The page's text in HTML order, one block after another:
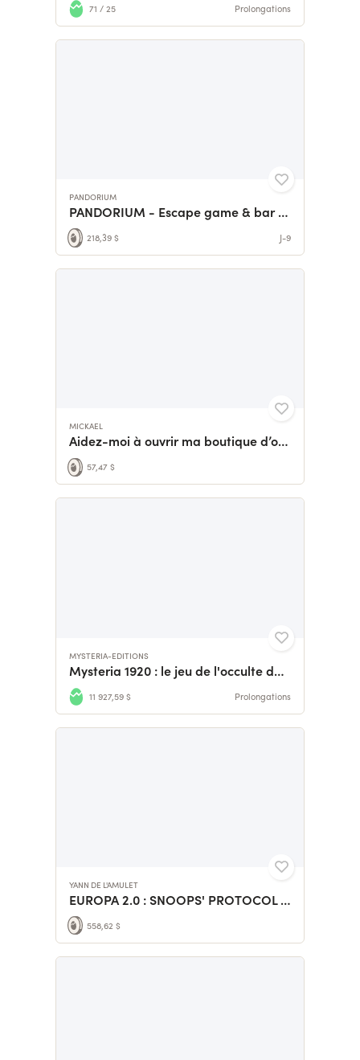
71 / 25 Prolongations
PANDORIUM
PANDORIUM - Escape game & bar à jeux
218,39 $ J-9
MICKAEL
Aidez-moi à ouvrir ma boutique d’objet à collectionner
57,47 $
MYSTERIA-EDITIONS
Mysteria 1920 : le jeu de l'occulte dans les Années Folles
11 927,59 $ Prolongations
YANN DE L'AMULET
EUROPA 2.0 : SNOOPS' PROTOCOL - Jeu de Rôle sur Table
558,62 $